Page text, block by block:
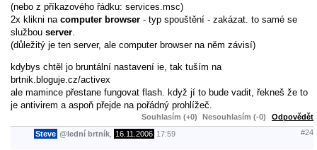
(nebo z příkazového řádku: services.msc)
2x klikni na computer browser - typ spouštění - zakázat. to samé se
službou server
(důležitý je ten server, ale computer browser na něm závisí)
kdybys chtěl jo bruntální nastavení ie, tak tuším na
brtnik.bloguje.cz/activex
ale mamince přestane fungovat flash. když jí to bude vadit, řekneš že to
je antivirem a aspoň přejde na pořádný prohlížeč.
Souhlasím (+0) Nesouhlasím (-0) Odpovědět
Steve @lední brtník 16.11.2006 17:59 #24